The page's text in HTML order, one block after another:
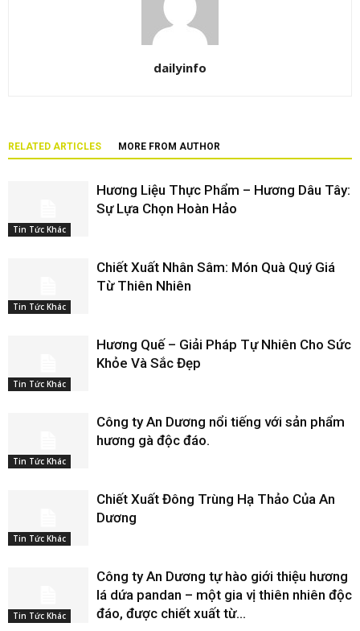
dailyinfo
RELATED ARTICLES MORE FROM AUTHOR
Tin Tức Khác
Hương Liệu Thực Phẩm – Hương Dâu Tây:
Sự Lựa Chọn Hoàn Hảo
Tin Tức Khác
Chiết Xuất Nhân Sâm: Món Quà Quý Giá
Từ Thiên Nhiên
Tin Tức Khác
Hương Quế – Giải Pháp Tự Nhiên Cho Sức
Khỏe Và Sắc Đẹp
Tin Tức Khác
Công ty An Dương nổi tiếng với sản phẩm
hương gà độc đáo.
Tin Tức Khác
Chiết Xuất Đông Trùng Hạ Thảo Của An
Dương
Tin Tức Khác
Công ty An Dương tự hào giới thiệu hương
lá dứa pandan – một gia vị thiên nhiên độc
đáo, được chiết xuất từ...